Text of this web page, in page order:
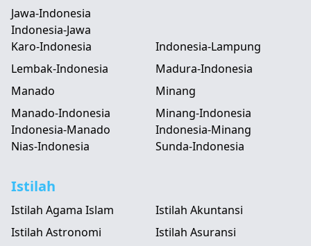
Jawa-Indonesia
Indonesia-Jawa
Karo-Indonesia
Indonesia-Lampung
Lembak-Indonesia
Madura-Indonesia
Manado
Manado-Indonesia
Indonesia-Manado
Minang
Minang-Indonesia
Indonesia-Minang
Nias-Indonesia
Sunda-Indonesia
Istilah
Istilah Agama Islam
Istilah Akuntansi
Istilah Astronomi
Istilah Asuransi